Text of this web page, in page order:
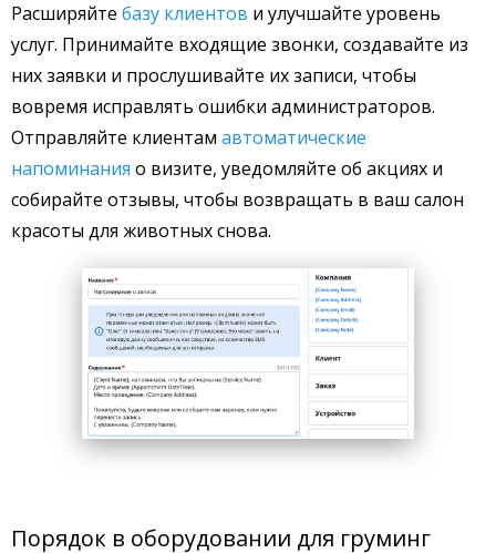
Расширяйте базу клиентов и улучшайте уровень
услуг. Принимайте входящие звонки, создавайте из
них заявки и прослушивайте их записи, чтобы
вовремя исправлять ошибки администраторов.
Отправляйте клиентам автоматические
напоминания о визите, уведомляйте об акциях и
собирайте отзывы, чтобы возвращать в ваш салон
красоты для животных снова.
Порядок в оборудовании для груминг